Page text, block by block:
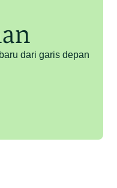
dari garis depan